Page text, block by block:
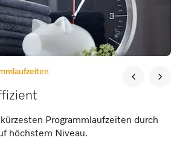
Programmlaufzeiten durch
höchstem Niveau.